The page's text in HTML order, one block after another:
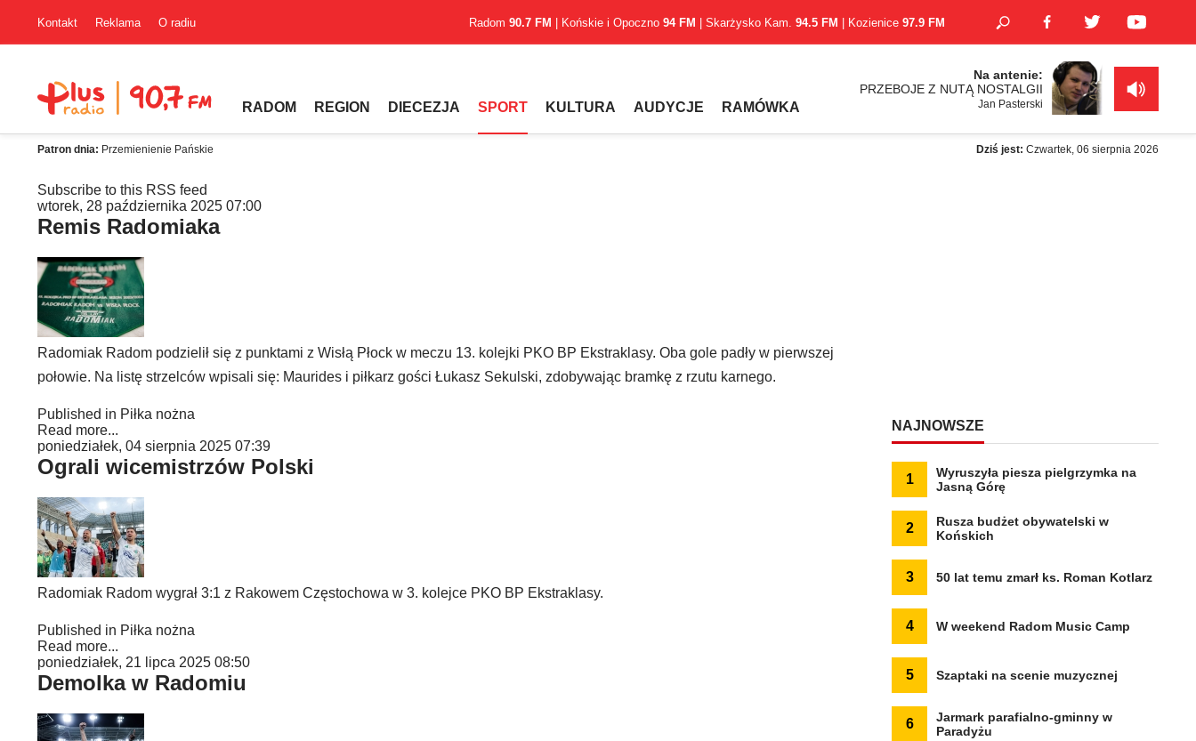
Kontakt Reklama O radiu Radom 90.7 FM | Końskie i Opoczno 94 FM | Skarżysko Kam. 94.5 FM | Kozienice 97.9 FM
RADOM REGION DIECEZJA SPORT KULTURA AUDYCJE RAMÓWKA
Na antenie:
PRZEBOJE Z NUTĄ NOSTALGII
Jan Pasterski
Patron dnia: Przemienienie Pańskie Dziś jest: Czwartek, 06 sierpnia 2026
Subscribe to this RSS feed
wtorek, 28 października 2025 07:00
Remis Radomiaka
Radomiak Radom podzielił się z punktami z Wisłą Płock w meczu 13. kolejki PKO BP Ekstraklasy. Oba gole padły w pierwszej
połowie. Na listę strzelców wpisali się: Maurides i piłkarz gości Łukasz Sekulski, zdobywając bramkę z rzutu karnego.
Published in Piłka nożna
Read more...
poniedziałek, 04 sierpnia 2025 07:39
Ograli wicemistrzów Polski
Radomiak Radom wygrał 3:1 z Rakowem Częstochowa w 3. kolejce PKO BP Ekstraklasy.
Published in Piłka nożna
Read more...
poniedziałek, 21 lipca 2025 08:50
Demolka w Radomiu
NAJNOWSZE
1
Wyruszyła piesza pielgrzymka na
Jasną Górę
2
Rusza budżet obywatelski w
Końskich
3 50 lat temu zmarł ks. Roman Kotlarz
4 W weekend Radom Music Camp
5 Szaptaki na scenie muzycznej
6
Jarmark parafialno-gminny w
Paradyżu